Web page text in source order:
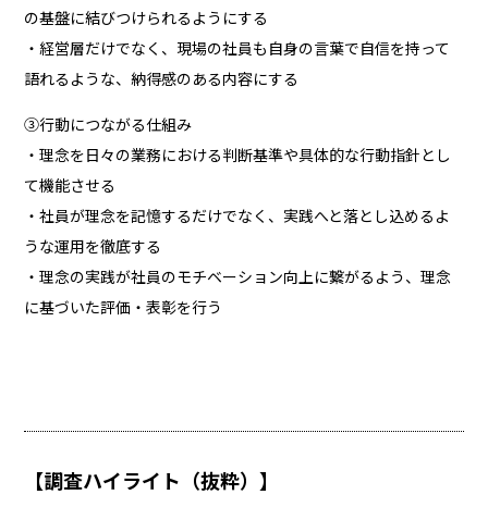
の基盤に結びつけられるようにする
・経営層だけでなく、現場の社員も自身の言葉で自信を持って
語れるような、納得感のある内容にする
③行動につながる仕組み
・理念を日々の業務における判断基準や具体的な行動指針とし
て機能させる
・社員が理念を記憶するだけでなく、実践へと落とし込めるよ
うな運用を徹底する
・理念の実践が社員のモチベーション向上に繋がるよう、理念
に基づいた評価・表彰を行う
【調査ハイライト（抜粋）】